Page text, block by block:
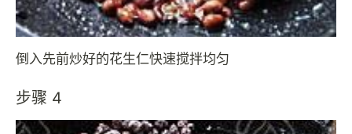
倒入先前炒好的花生仁快速搅拌均匀
步骤 4